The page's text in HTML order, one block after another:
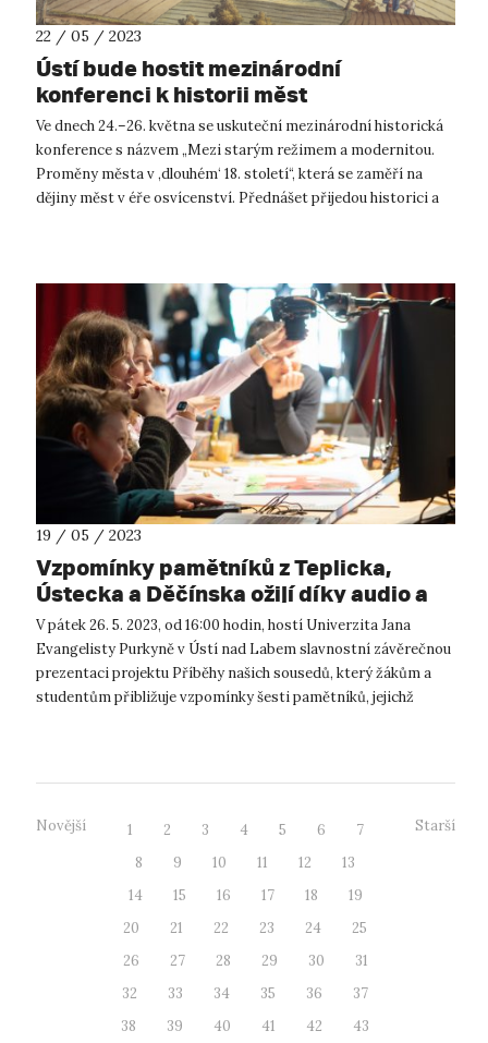
22 / 05 / 2023
Ústí bude hostit mezinárodní
konferenci k historii měst
Ve dnech 24.–26. května se uskuteční mezinárodní historická
konference s názvem „Mezi starým režimem a modernitou.
Proměny města v ,dlouhém‘ 18. století“, která se zaměří na
dějiny měst v éře osvícenství. Přednášet přijedou historici a
19 / 05 / 2023
Vzpomínky pamětníků z Teplicka,
Ústecka a Děčínska ožijí díky audio a
video reportážím žáků základních škol
a studentů gymnázií.
V pátek 26. 5. 2023, od 16:00 hodin, hostí Univerzita Jana
Evangelisty Purkyně v Ústí nad Labem slavnostní závěrečnou
prezentaci projektu Příběhy našich sousedů, který žákům a
studentům přibližuje vzpomínky šesti pamětníků, jejichž
Novější 1 2 3 4 5 6
7
8
9 10 11 12
13
14
15 16 17 18
19
20
21 22 23 24
25
26
27 28 29 30
31
32
33 34 35 36
37
38
39 40 41 42 43
Starší